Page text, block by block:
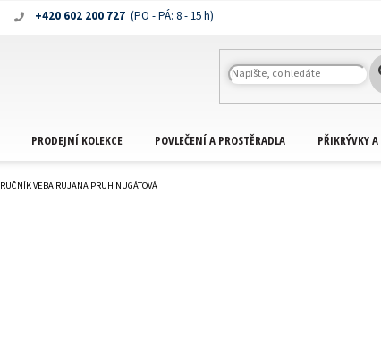
+420 602 200 727
PRODEJNÍ KOLEKCE POVLEČENÍ A PROSTĚRADLA PŘIKRÝVKY
RUČNÍK VEBA RUJANA PRUH NUGÁTOVÁ